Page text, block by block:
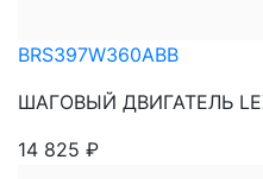
BRS397W360ABB
ШАГОВЫЙ ДВИГАТЕЛЬ
14 825 ₽